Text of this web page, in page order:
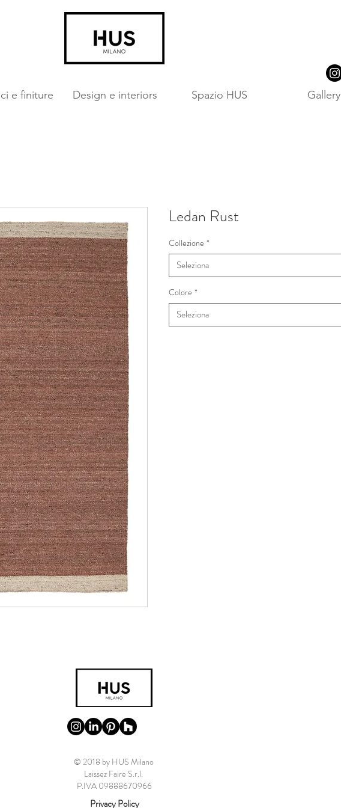
e finiture Design e interiors Spazio HUS Gallery
Ledan Rust
Collezione *
Seleziona
Colore *
Seleziona
© 2018 by HUS Milano
Laissez Faire S.r.l.
P.IVA 09888670966
Privacy Policy